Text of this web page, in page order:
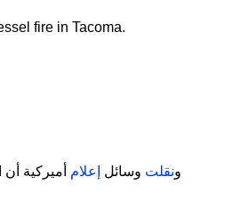
fire in Tacoma.
ونقلت وسائل إعلام أميركية أن الحريق نشب صباح يوم 8